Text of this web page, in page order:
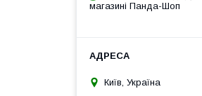
магазині Панда-Шоп
Київ, Україна